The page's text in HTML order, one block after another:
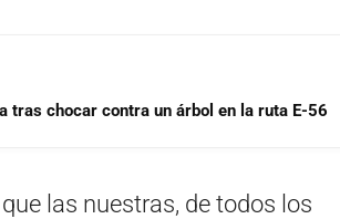
tras chocar contra un árbol en la ruta E-56
las nuestras, de todos los